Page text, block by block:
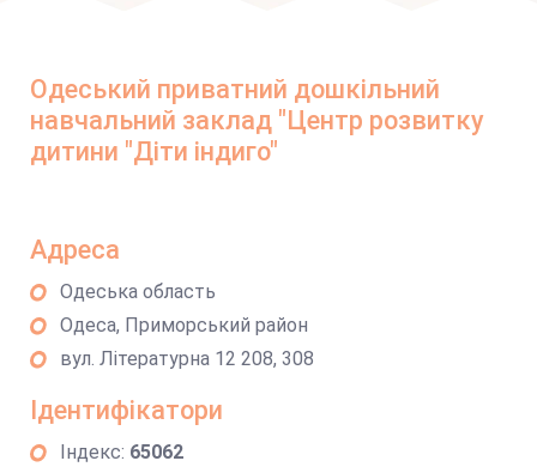
Одеський приватний дошкільний
навчальний заклад "Центр розвитку
дитини "Діти індиго"
Адреса
Одеська область
Одеса, Приморський район
вул. Літературна 12 208, 308
Ідентифікатори
Індекс: 65062